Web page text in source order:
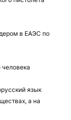
в ЕАЭС по
язык
а на